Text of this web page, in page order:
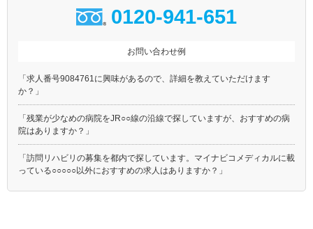
0120-941-651
お問い合わせ例
「求人番号9084761に興味があるので、詳細を教えていただけます
か？」
「残業が少なめの病院をJR○○線の沿線で探していますが、おすすめの病
院はありますか？」
「訪問リハビリの募集を都内で探しています。マイナビコメディカルに載
っている○○○○○以外におすすめの求人はありますか？」